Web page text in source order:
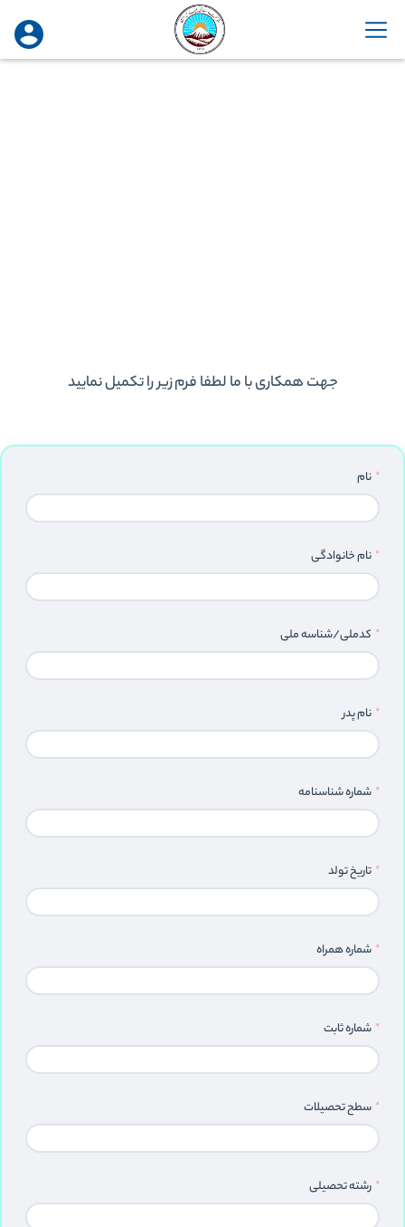
جهت همکاری با ما لطفا فرم زیر را تکمیل نمایید
نام
نام خانوادگی
کدملی/شناسه ملی
نام پدر
شماره شناسنامه
تاریخ تولد
شماره همراه
شماره ثابت
سطح تحصیلات
رشته تحصیلی